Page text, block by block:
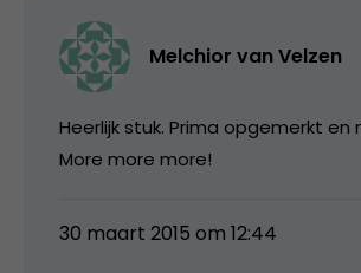
Melchior van Velzen
Heerlijk stuk. Prima opgemerkt en
More more more!
30 maart 2015 om 12:44